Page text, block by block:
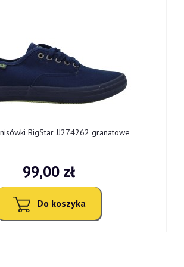
na obcasie Vinceza 58120BK czarne
205,00 zł
Do koszyka